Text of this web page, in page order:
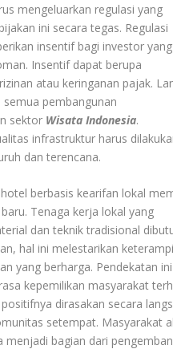
mengeluarkan regulasi yang
ini secara tegas. Regulasi
insentif bagi investor yang
Insentif dapat berupa
atau keringanan pajak.
pembangunan
sektor Wisata Indonesia.
infrastruktur harus
dan terencana.
berbasis kearifan lokal
Tenaga kerja lokal yang
dan teknik tradisional
hal ini melestarikan
yang berharga. Pendekatan
kepemilikan masyarakat
dirasakan secara
setempat. Masyarakat
menjadi bagian dari